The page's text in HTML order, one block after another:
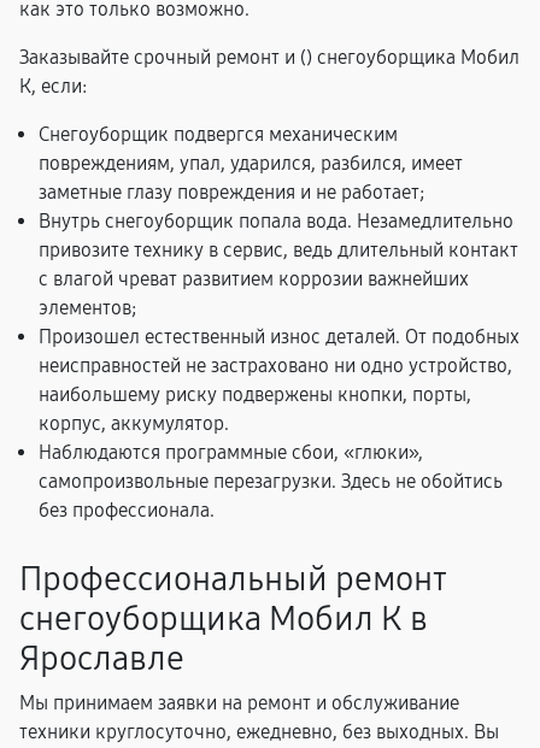
как это только возможно.
Заказывайте срочный ремонт и () снегоуборщика Мобил
К, если:
Снегоуборщик подвергся механическим
повреждениям, упал, ударился, разбился, имеет
заметные глазу повреждения и не работает;
Внутрь снегоуборщик попала вода. Незамедлительно
привозите технику в сервис, ведь длительный контакт
с влагой чреват развитием коррозии важнейших
элементов;
Произошел естественный износ деталей. От подобных
неисправностей не застраховано ни одно устройство,
наибольшему риску подвержены кнопки, порты,
корпус, аккумулятор.
Наблюдаются программные сбои, «глюки»,
самопроизвольные перезагрузки. Здесь не обойтись
без профессионала.
Профессиональный ремонт
снегоуборщика Мобил К в
Ярославле
Мы принимаем заявки на ремонт и обслуживание
техники круглосуточно, ежедневно, без выходных. Вы